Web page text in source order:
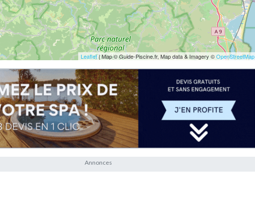
Leaflet| Map © Guide-Piscine.fr, Map data & Imagery ©OpenStreetMap